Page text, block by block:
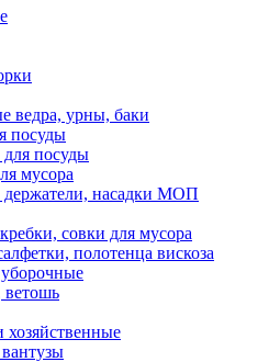
ведра, урны, баки
посуды
посуды
мусора
насадки МОП
совки для мусора
полотенца вискоза
ветошь
хозяйственные